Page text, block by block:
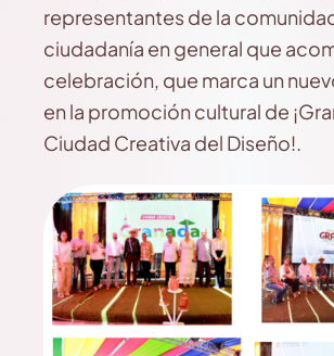
representantes de la
ciudadanía en general que
celebración, que marca un
en la promoción cultural de
Ciudad Creativa del Diseño!.